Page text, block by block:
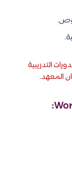
التدريبية
المعهد.